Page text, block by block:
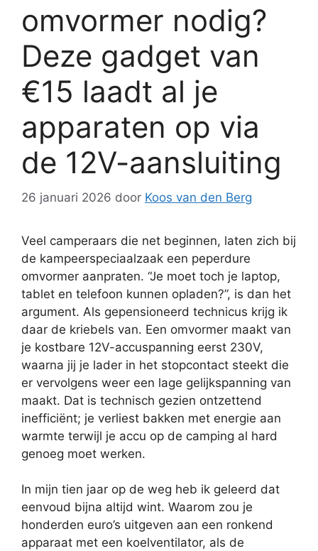
omvormer nodig?
Deze gadget van
€15 laadt al je
apparaten op via
de 12V-aansluiting
26 januari 2026 door Koos van den Berg
Veel camperaars die net beginnen, laten zich bij
de kampeerspeciaalzaak een peperdure
omvormer aanpraten. “Je moet toch je laptop,
tablet en telefoon kunnen opladen?”, is dan het
argument. Als gepensioneerd technicus krijg ik
daar de kriebels van. Een omvormer maakt van
je kostbare 12V-accuspanning eerst 230V,
waarna jij je lader in het stopcontact steekt die
er vervolgens weer een lage gelijkspanning van
maakt. Dat is technisch gezien ontzettend
inefficiënt; je verliest bakken met energie aan
warmte terwijl je accu op de camping al hard
genoeg moet werken.
In mijn tien jaar op de weg heb ik geleerd dat
eenvoud bijna altijd wint. Waarom zou je
honderden euro’s uitgeven aan een ronkend
apparaat met een koelventilator, als de